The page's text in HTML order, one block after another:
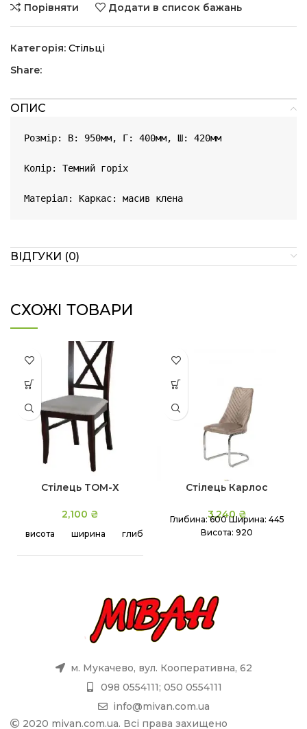
Порівняти Додати в список бажань
Категорія: Стільці
Share:
ОПИС
Розмір: В: 950мм, Г: 400мм, Ш: 420мм
Колір: Темний горіх
Матеріал: Каркас: масив клена
ВІДГУКИ (0)
СХОЖІ ТОВАРИ
Стілець ТОМ-Х
2,100 ₴
висота ширина глибина
висота
Стілець Карлос
3,240₴
Глибина: 600Ширина: 445
Висота: 920
м. Мукачево, вул. Кооперативна, 62
098 0554111; 050 0554111
info@mivan.com.ua
2020 mivan.com.ua. Всі права захищено